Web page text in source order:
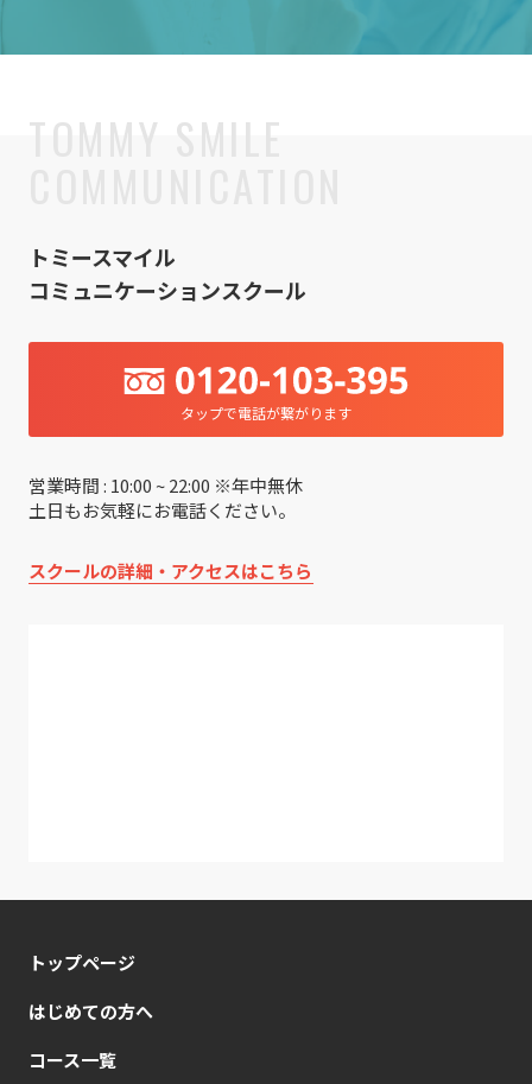
トミースマイル
コミュニケーションスクール
タップで電話が繋がります
営業時間 : 10:00 ~ 22:00 ※年中無休
土日もお気軽にお電話ください。
スクールの詳細・アクセスはこちら
トップページ
はじめての方へ
コース一覧